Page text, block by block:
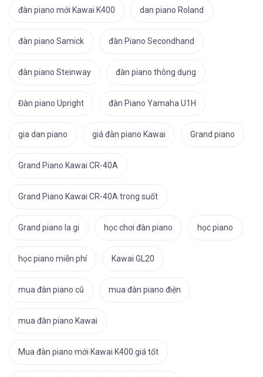
đàn piano mới Kawai K400 dan piano Roland
đàn piano Samick đàn Piano Secondhand
đàn piano Steinway đàn piano thông dụng
Đàn piano Upright đàn Piano Yamaha U1H
gia dan piano giá đàn piano Kawai Grand piano
Grand Piano Kawai CR-40A
Grand Piano Kawai CR-40A trong suốt
Grand piano la gi học chơi đàn piano học piano
học piano miễn phí Kawai GL20
mua đàn piano cũ mua đàn piano điện
mua đàn piano Kawai
Mua đàn piano mới Kawai K400 giá tốt